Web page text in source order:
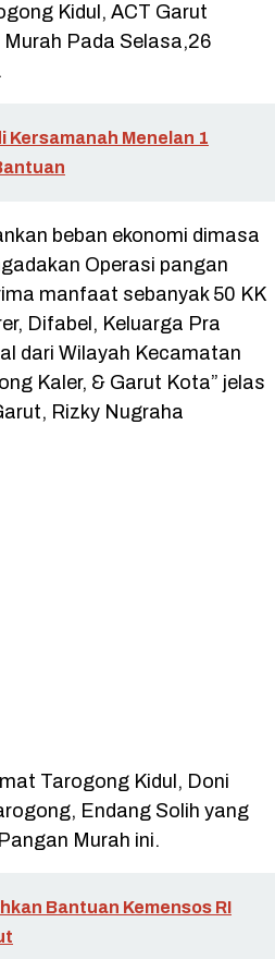
Kidul, ACT Garut
Pada Selasa,26
Kersamanah Menelan 1
beban ekonomi dimasa
Operasi pangan
manfaat sebanyak 50 KK
Difabel, Keluarga Pra
dari Wilayah Kecamatan
Kaler, & Garut Kota” jelas
Rizky Nugraha
Tarogong Kidul, Doni
Endang Solih yang
Murah ini.
Bantuan Kemensos RI